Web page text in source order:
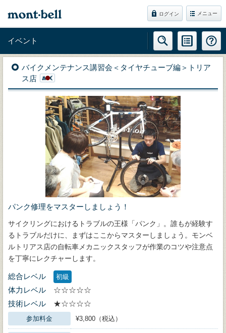
ログイン メニュー
イベント
バイクメンテナンス講習会＜タイヤチューブ編＞トリア
ス店
パンク修理をマスターしましょう！
サイクリングにおけるトラブルの王様「パンク」。誰もが経験す
るトラブルだけに、まずはここからマスターしましょう。モンベ
ルトリアス店の自転車メカニックスタッフが作業のコツや注意点
を丁寧にレクチャーします。
総合レベル 初級
体力レベル
☆☆☆☆☆
技術レベル
★☆☆☆☆
参加料金 ¥3,800（税込）